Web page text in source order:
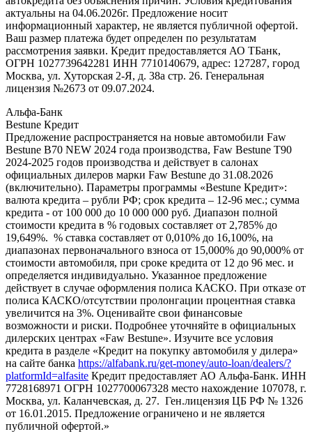
актуальны на 04.06.2026г. Предложение носит
информационный характер, не является публичной офертой.
Ваш размер платежа будет определен по результатам
рассмотрения заявки. Кредит предоставляется АО ТБанк,
ОГРН 1027739642281 ИНН 7710140679, адрес: 127287, город
Москва, ул. Хуторская 2-Я, д. 38а стр. 26. Генеральная
лицензия №2673 от 09.07.2024.
Альфа-Банк
Bestune Кредит
Предложение распространяется на новые автомобили Faw
Bestune B70 NEW 2024 года производства, Faw Bestune T90
2024-2025 годов производства и действует в салонах
официальных дилеров марки Faw Bestune до 31.08.2026
(включительно). Параметры программы «Bestune Кредит»:
валюта кредита – рубли РФ; срок кредита – 12-96 мес.; сумма
кредита - от 100 000 до 10 000 000 руб. Диапазон полной
стоимости кредита в % годовых составляет от 2,785% до
19,649%. % ставка составляет от 0,010% до 16,100%, на
диапазонах первоначального взноса от 15,000% до 90,000% от
стоимости автомобиля, при сроке кредита от 12 до 96 мес. и
определяется индивидуально. Указанное предложение
действует в случае оформления полиса КАСКО. При отказе от
полиса КАСКО/отсутствии пролонгации процентная ставка
увеличится на 3%. Оценивайте свои финансовые
возможности и риски. Подробнее уточняйте в официальных
дилерских центрах «Faw Bestune». Изучите все условия
кредита в разделе «Кредит на покупку автомобиля у дилера»
на сайте банка https://alfabank.ru/get-money/auto-loan/dealers/?
platformId=alfasite Кредит предоставляет АО Альфа-Банк. ИНН
7728168971 ОГРН 1027700067328 место нахождение 107078, г.
Москва, ул. Каланчевская, д. 27. Ген.лицензия ЦБ РФ № 1326
от 16.01.2015. Предложение ограничено и не является
публичной офертой.»